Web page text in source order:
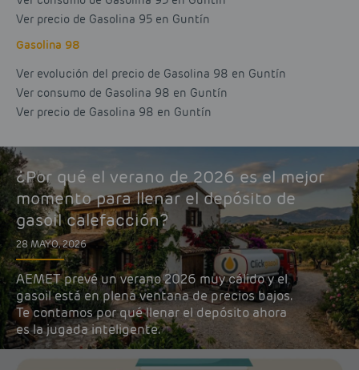
Ver precio de Gasolina 95 en Guntín
Gasolina 98
Ver evolución del precio de Gasolina 98 en Guntín
Ver consumo de Gasolina 98 en Guntín
Ver precio de Gasolina 98 en Guntín
¿Por qué el verano de 2026 es el mejor
momento para llenar el depósito de
gasoil calefacción?
28 MAYO, 2026
AEMET prevé un verano 2026 muy cálido y el
gasoil está en plena ventana de precios bajos.
Te contamos por qué llenar el depósito ahora
es la jugada inteligente.